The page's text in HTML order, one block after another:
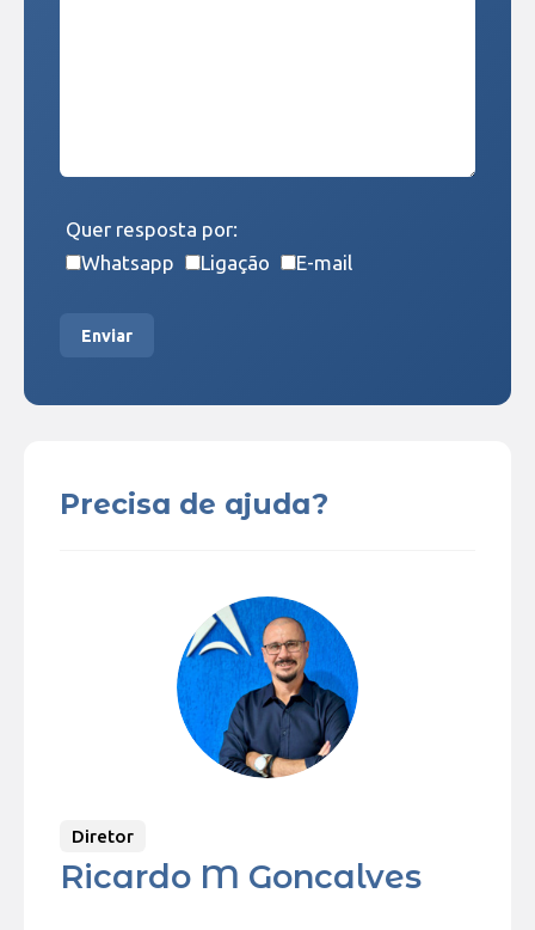
Quer resposta por:
Whatsapp
Ligação E-mail
Enviar
Precisa de ajuda?
Diretor
Ricardo M Goncalves